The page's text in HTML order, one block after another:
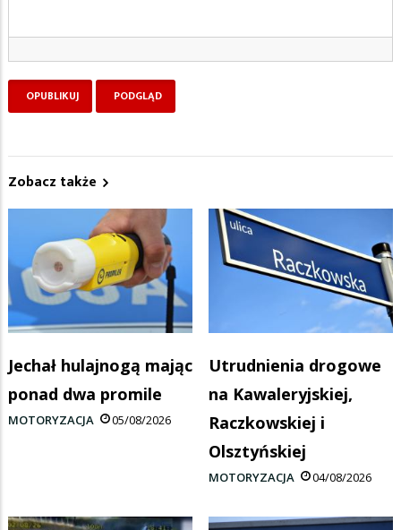
Zobacz także
Jechał hulajnogą mając
ponad dwa promile
MOTORYZACJA 05/08/2026
Utrudnienia drogowe
na Kawaleryjskiej,
Raczkowskiej i
Olsztyńskiej
MOTORYZACJA 04/08/2026